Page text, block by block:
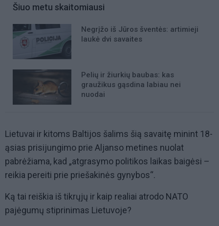
Šiuo metu skaitomiausi
Negrįžo iš Jūros šventės: artimieji
laukė dvi savaites
Pelių ir žiurkių baubas: kas
graužikus gąsdina labiau nei
nuodai
Lietuvai ir kitoms Baltijos šalims šią savaitę minint 18-
ąsias prisijungimo prie Aljanso metines nuolat
pabrėžiama, kad „atgrasymo politikos laikas baigėsi –
reikia pereiti prie priešakinės gynybos“.
Ką tai reiškia iš tikrųjų ir kaip realiai atrodo NATO
pajėgumų stiprinimas Lietuvoje?